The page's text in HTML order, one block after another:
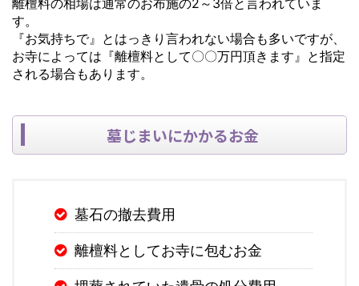
す。
『お気持ちで』とはっきり言われない場合も多いですが、
お寺によっては『離檀料として〇〇万円頂きます』と指定
される場合もあります。
墓じまいにかかるお金
墓石の撤去費用
離檀料としてお寺に包むお金